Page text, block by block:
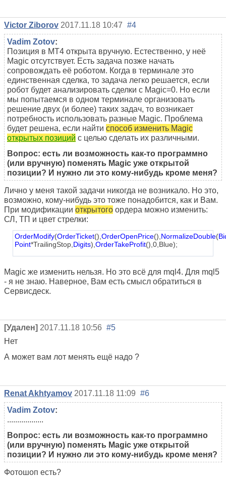
Victor Ziborov 2017.11.18 10:47 #4
Vadim Zotov:
Позиция в МТ4 открыта вручную. Естественно, у неё
Magic отсутствует. Есть задача позже начать
сопровождать её роботом. Когда в терминале это
единственная сделка, то задача легко решается, если
робот будет анализировать сделки с Magic=0. Но если
мы попытаемся в одном терминале организовать
решение двух (и более) таких задач, то возникает
потребность использовать разные Magic. Проблема
будет решена, если найти способ изменить Magic
открытых позиций с целью сделать их различными.
Вопрос: есть ли возможность как-то программно
(или вручную) поменять Magic уже открытой
позиции? И нужно ли это кому-нибудь кроме меня?
Лично у меня такой задачи никогда не возникало. Но это,
возможно, кому-нибудь это тоже понадобится, как и Вам.
При модификации открытого ордера можно изменить:
СЛ, ТП и цвет стрелки:
OrderModify(OrderTicket(), OrderOpenPrice(), NormalizeDouble(
Point*TrailingStop, Digits), OrderTakeProfit(),0,Blue);
Magic же изменить нельзя. Но это всё для mql4. Для mql5
- я не знаю. Наверное, Вам есть смысл обратиться в
Сервисдеск.
[Удален] 2017.11.18 10:56 #5
Нет
А может вам лот менять ещё надо ?
Renat Akhtyamov 2017.11.18 11:09 #6
Vadim Zotov:
..................
Вопрос: есть ли возможность как-то программно
(или вручную) поменять Magic уже открытой
позиции? И нужно ли это кому-нибудь кроме меня?
Фотошоп есть?